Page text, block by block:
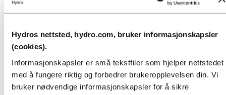
Hydros nettsted, hydro.com, bruker informasjonskapsler
(cookies).
Informasjonskapsler er små tekstfiler som hjelper nettstedet
med å fungere riktig og forbedrer brukeropplevelsen din. Vi
bruker nødvendige informasjonskapsler for å sikre
Om aluminium
Energi i Hydro
Hydro Rein
Kraftproduksjon og markedsoperasjoner
Gå til:Bærekraft